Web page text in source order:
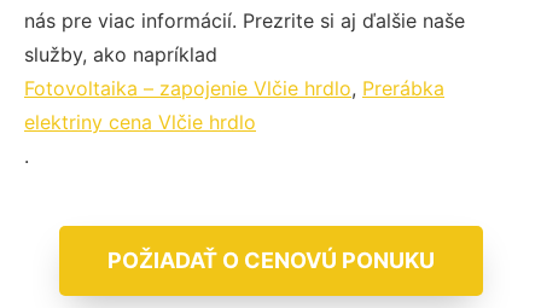
nás pre viac informácií. Prezrite si aj ďalšie naše
služby, ako napríklad
Fotovoltaika – zapojenie Vlčie hrdlo, Prerábka
elektriny cena Vlčie hrdlo
.
POŽIADAŤ O CENOVÚ PONUKU